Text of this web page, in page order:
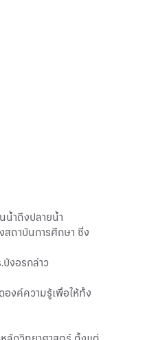
น้ำถึงปลายน้ำ
ถาบันการศึกษา ซึ่ง
งอรกล่าว
องค์ความรู้เพื่อให้ทั้ง